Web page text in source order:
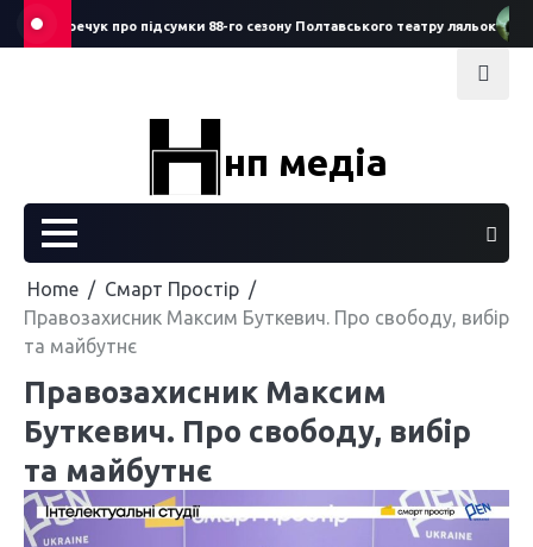
Skip
Смеречук про підсумки 88-го сезону Полтавського театру ляльок
нп медіа
Home
Смарт Простір
Правозахисник Максим Буткевич. Про свободу, вибір
та майбутнє
Правозахисник Максим
Буткевич. Про свободу, вибір
та майбутнє